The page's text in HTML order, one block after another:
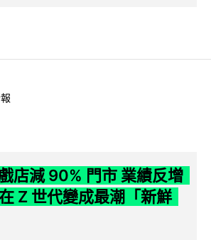
店減 90% 門市 業績反增
Z 世代變成最潮「新鮮